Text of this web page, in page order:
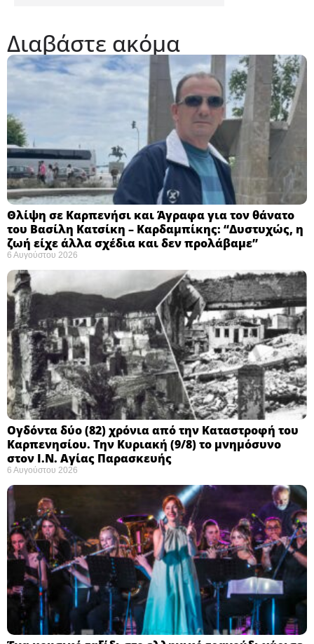
Διαβάστε ακόμα
Θλίψη σε Καρπενήσι και Άγραφα για τον θάνατο
του Βασίλη Κατσίκη – Καρδαμπίκης: “Δυστυχώς, η
ζωή είχε άλλα σχέδια και δεν προλάβαμε”
6 Αυγούστου 2026
Ογδόντα δύο (82) χρόνια από την Καταστροφή του
Καρπενησίου. Την Κυριακή (9/8) το μνημόσυνο
στον Ι.Ν. Αγίας Παρασκευής
6 Αυγούστου 2026